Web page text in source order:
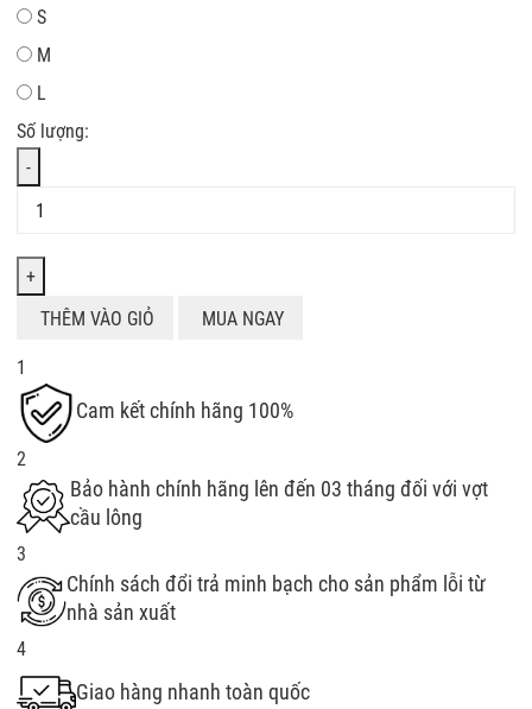
S
M
L
Số lượng:
-
+
THÊM VÀO GIỎ
MUA NGAY
1
Cam kết chính hãng 100%
2
Bảo hành chính hãng lên đến 03 tháng đối với vợt
cầu lông
3
Chính sách đổi trả minh bạch cho sản phẩm lỗi từ
nhà sản xuất
4
Giao hàng nhanh toàn quốc